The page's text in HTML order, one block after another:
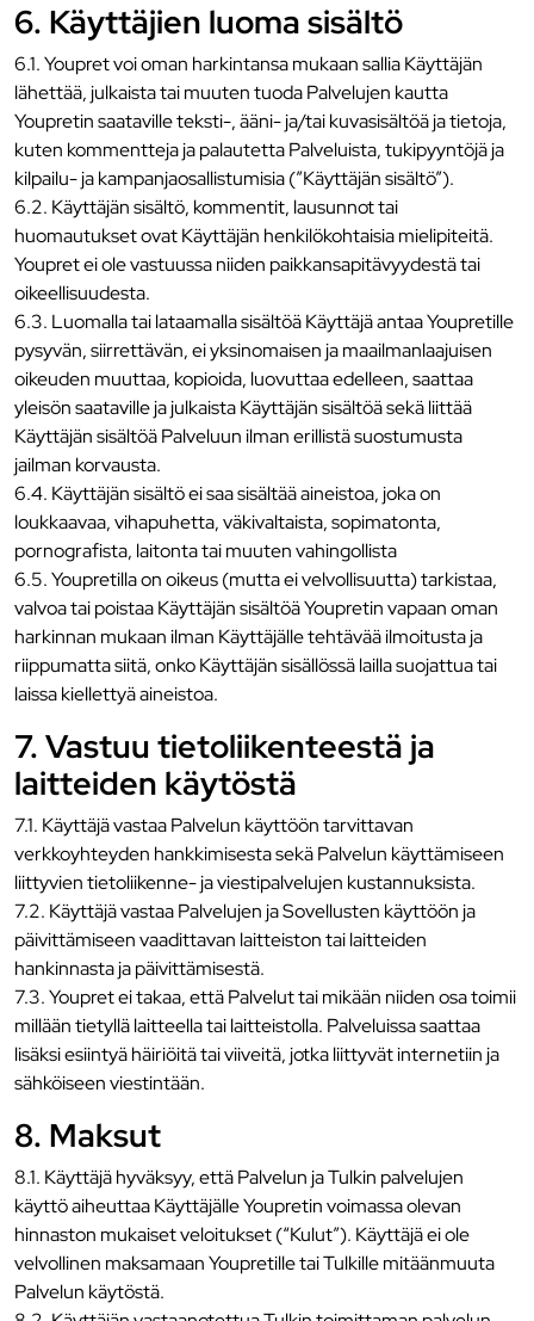
6. Käyttäjien luoma sisältö
6.1. Youpret voi oman harkintansa mukaan sallia Käyttäjän
lähettää, julkaista tai muuten tuoda Palvelujen kautta
Youpretin saataville teksti-, ääni- ja/tai kuvasisältöä ja tietoja,
kuten kommentteja ja palautetta Palveluista, tukipyyntöjä ja
kilpailu- ja kampanjaosallistumisia (”Käyttäjän sisältö”).
6.2. Käyttäjän sisältö, kommentit, lausunnot tai
huomautukset ovat Käyttäjän henkilökohtaisia mielipiteitä.
Youpret ei ole vastuussa niiden paikkansapitävyydestä tai
oikeellisuudesta.
6.3. Luomalla tai lataamalla sisältöä Käyttäjä antaa Youpretille
pysyvän, siirrettävän, ei yksinomaisen ja maailmanlaajuisen
oikeuden muuttaa, kopioida, luovuttaa edelleen, saattaa
yleisön saataville ja julkaista Käyttäjän sisältöä sekä liittää
Käyttäjän sisältöä Palveluun ilman erillistä suostumusta
jailman korvausta.
6.4. Käyttäjän sisältö ei saa sisältää aineistoa, joka on
loukkaavaa, vihapuhetta, väkivaltaista, sopimatonta,
pornografista, laitonta tai muuten vahingollista
6.5. Youpretilla on oikeus (mutta ei velvollisuutta) tarkistaa,
valvoa tai poistaa Käyttäjän sisältöä Youpretin vapaan oman
harkinnan mukaan ilman Käyttäjälle tehtävää ilmoitusta ja
riippumatta siitä, onko Käyttäjän sisällössä lailla suojattua tai
laissa kiellettyä aineistoa.
7. Vastuu tietoliikenteestä ja
laitteiden käytöstä
7.1. Käyttäjä vastaa Palvelun käyttöön tarvittavan
verkkoyhteyden hankkimisesta sekä Palvelun käyttämiseen
liittyvien tietoliikenne- ja viestipalvelujen kustannuksista.
7.2. Käyttäjä vastaa Palvelujen ja Sovellusten käyttöön ja
päivittämiseen vaadittavan laitteiston tai laitteiden
hankinnasta ja päivittämisestä.
7.3. Youpret ei takaa, että Palvelut tai mikään niiden osa toimii
millään tietyllä laitteella tai laitteistolla. Palveluissa saattaa
lisäksi esiintyä häiriöitä tai viiveitä, jotka liittyvät internetiin ja
sähköiseen viestintään.
8. Maksut
8.1. Käyttäjä hyväksyy, että Palvelun ja Tulkin palvelujen
käyttö aiheuttaa Käyttäjälle Youpretin voimassa olevan
hinnaston mukaiset veloitukset (“Kulut”). Käyttäjä ei ole
velvollinen maksamaan Youpretille tai Tulkille mitäänmuuta
Palvelun käytöstä.